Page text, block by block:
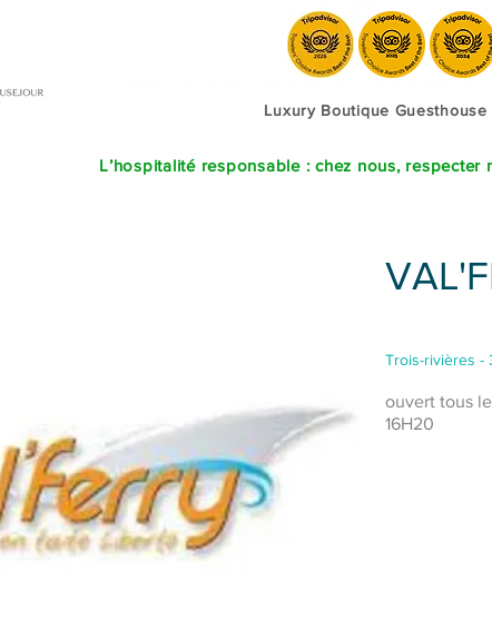
Luxury Boutique
L’hospitalité responsable : chez nous,
Trois-rivières -
ouvert tous
16H20